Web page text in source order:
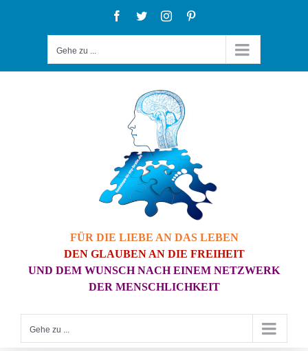
Facebook
TwitterInstagram
Gehe zu ...
FÜR DIE LIEBE AN DAS LEBEN
DEN GLAUBEN AN DIE FREIHEIT
UND DEM WUNSCH NACH EINEM NETZWERK
DER MENSCHLICHKEIT
Gehe zu ...